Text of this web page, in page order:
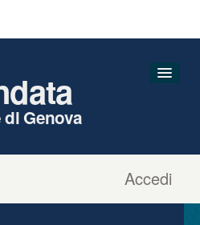
Accedi
Genova